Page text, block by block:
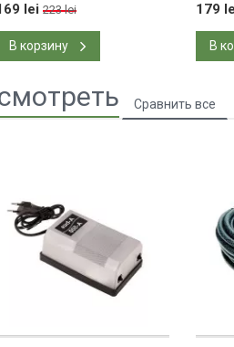
lei 223 lei
В корзину
179
В